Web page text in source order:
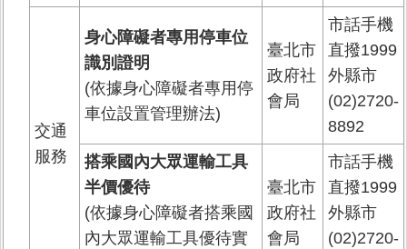
交通
服務
身心障礙者專用停車位
識別證明
(依據身心障礙者專用停
車位設置管理辦法)
臺北市
政府社
會局
市話手機
直撥1999
外縣市
(02)2720-
8892
搭乘國內大眾運輸工具
半價優待
(依據身心障礙者搭乘國
內大眾運輸工具優待實
臺北市
政府社
會局
市話手機
直撥1999
外縣市
(02)2720-